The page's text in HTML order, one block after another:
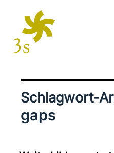
Schlagwort-
gaps